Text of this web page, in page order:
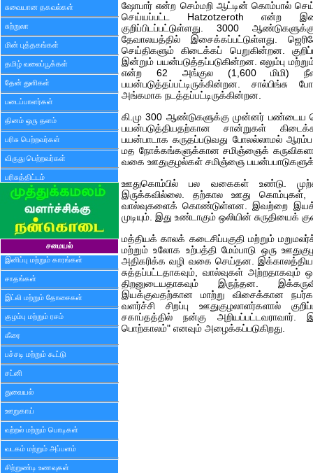
சுவையான தகவல்கள்
சுற்றுலா
மின் புத்தகங்கள்
தமிழ் வலைப்பூக்கள்
தேன் துளிகள்
படைப்பாளர்கள்
தினம் ஒரு தளம்
பரிசு பெற்றவர்கள்
விருது பெற்றவர்கள்
பரிசுத்திட்டம்
சமையல்
இனிப்பு மற்றும் காரங்கள்
சாதங்கள்
இட்லி மற்றும் தோசைகள்
குழம்பு மற்றும் ரசம்
கீரை
பச்சடி மற்றும் கூட்டு
சட்னி
துவையல்
ஊறுகாய்
வற்றல் மற்றும் பொடிகள்
வடகம் மற்றும் அப்பளம்
சிற்றுண்டி உணவுகள்
ஷோபார் என்ற செம்மறி ஆட்டின் கொம்பால்
செய்யப்பட்ட Hatzotzeroth என்ற
குறிப்பிடப்பட்டுள்ளது. 3000
தேவாலயத்தில் இசைக்கப்பட்டுள்ளது.
செய்திகளும் கிடைக்கப் பெறுகின்றன.
இன்றும் பயன்படுத்தப்படுகின்றன. எலும்பு
என்ற 62 அங்குல (1,600 மிமி)
பயன்படுத்தப்பட்டிருக்கின்றன. சால்பிங்சு
அங்கமாக நடத்தப்பட்டிருக்கின்றன.
கி.மு 300 ஆண்டுகளுக்கு முன்னர் பண்டைய
பயன்படுத்தியதற்கான சான்றுகள்
பயன்பாடாக கருதப்படுவது போலல்லாமல்
மத நோக்கங்களுக்கான சமிஞ்ஞைக்
வகை ஊதுகுழல்கள் சமிஞ்ஞை
ஊதுகொம்பில் பல வகைகள் உண்டு.
இருக்கவில்லை. தற்கால ஊது கொம்புகள்,
வால்வுகளைக் கொண்டுள்ளன. இவற்றை
முடியும். இது உண்டாகும் ஒலியின் சுருதியைக்
மத்தியக் காலக் கடைசிப்பகுதி மற்றும்
மற்றும் உலோக உற்பத்தி மேம்பாடு ஒரு
அதிகரிக்க வழி வகை செய்தன.
சுத்தப்பட்டதாகவும், வால்வுகள் அற்றதாகவும்
திறனுடையதாகவும் இருந்தன.
இயக்குவதற்கான மாற்று விசைக்கான
வளர்ச்சி சிறப்பு ஊதுகுழலாளர்களால்
சகாப்தத்தில் நன்கு
பொற்காலம்" எனவும் அழைக்கப்படுகிறது.